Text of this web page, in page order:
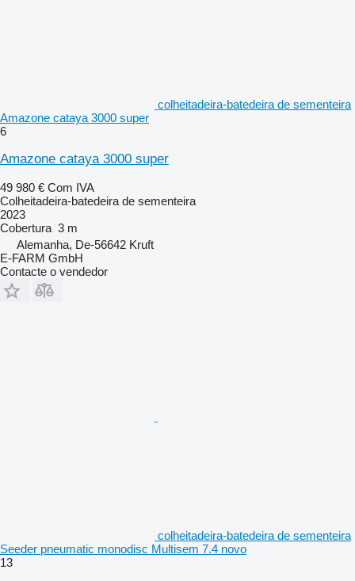
colheitadeira-batedeira de sementeira
Amazone cataya 3000 super
6
Amazone cataya 3000 super
49 980 € Com IVA
Colheitadeira-batedeira de sementeira
2023
Cobertura 3 m
Alemanha, De-56642 Kruft
E-FARM GmbH
Contacte o vendedor
colheitadeira-batedeira de sementeira
Seeder pneumatic monodisc Multisem 7.4 novo
13